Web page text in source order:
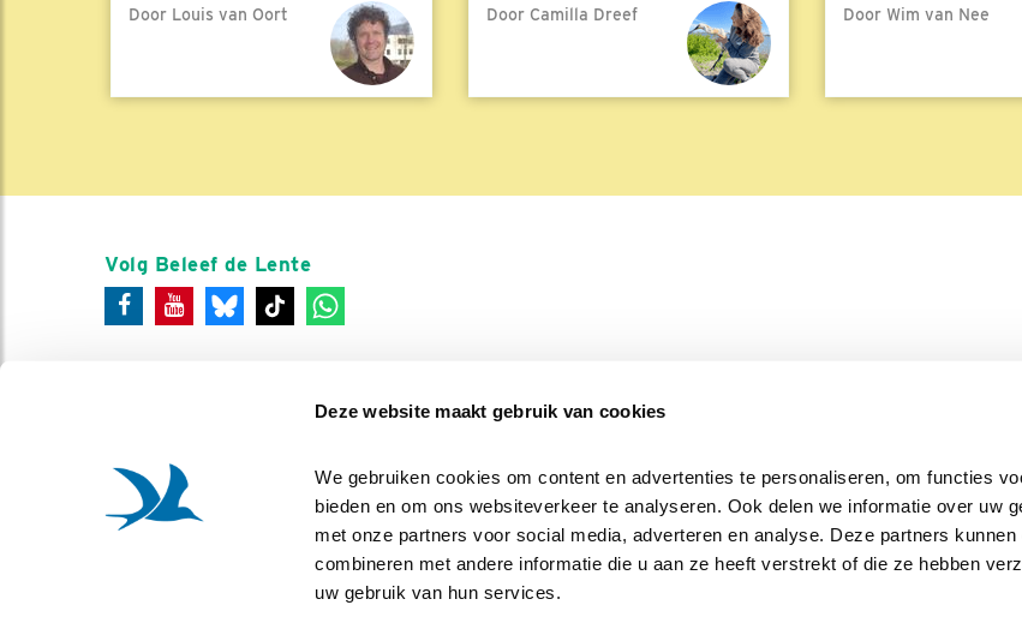
Deze website maakt gebruik van cookies
We gebruiken cookies om content en advertenties te personaliseren, om functies
bieden en om ons websiteverkeer te analyseren. Ook delen we informatie over uw
met onze partners voor social media, adverteren en analyse. Deze partners kunnen
combineren met andere informatie die u aan ze heeft verstrekt of die ze hebben
uw gebruik van hun services.
Door Louis van Oort
Lees meer
Door Camilla Dreef Door Wim van Nee
Volg Beleef de Lente